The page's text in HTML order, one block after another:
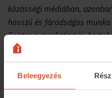
Beleegyezés
közösségi médiában,
hosszú és fáradságos
Fontos a marketing is, hogy
képeket, videókat
Azonban a siker
vagyis